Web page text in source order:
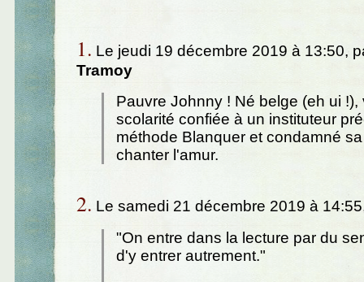
1. Le jeudi 19 décembre 2019 à 13:50,
Tramoy
Pauvre Johnny ! Né belge (eh ui !),
scolarité confiée à un instituteur
méthode Blanquer et condamné
chanter l'amur.
2. Le samedi 21 décembre 2019 à
"On entre dans la lecture par du
d'y entrer autrement."